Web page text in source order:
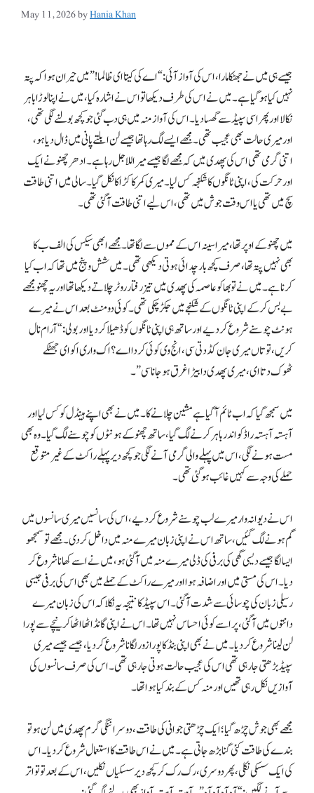
May 11, 2026byHania Khan
جیسے ہی میں نے جھٹکا مارا، اس کی آواز آئی: “اے کی کیتا ای ظالما!” میں حیران ہوا کہ پتہ
نہیں کیا ہو گیا ہے۔ میں نے اس کی طرف دیکھا تو اس نے اشارہ کیا، میں نے اپنا لوڑا باہر
نکالا اور پھر اسی سپیڈ سے گھسا دیا۔ اس کی آواز منہ میں ہی دب گئی جو کچھ بولنے لگی تھی،
اور میری حالت بھی عجیب تھی۔ مجھے ایسے لگ رہا تھا جیسے لن ابلتے پانی میں ڈال دیا ہو،
اتنی گرمی تھی اس کی پھدی میں کہ مجھے لگا جیسے میرا للا جل رہا ہے۔ ادھر چھنو نے ایک
اور حرکت کی، اپنی ٹانگوں کا شکنجہ کس لیا۔ میری کمر کا کڑاکا نکل گیا۔ سالی میں اتنی طاقت
سچ میں تھی یا اس وقت جوش میں تھی، اس لیے اتنی طاقت آ گئی تھی۔
میں چھنو کے اوپر تھا، میرا سینہ اس کے مموں سے لگا تھا۔ مجھے ابھی سیکس کی الف ب کا
بھی نہیں پتہ تھا، صرف کچھ بار چدائی ہوتی دیکھی تھی۔ میں شش و پنج میں تھا کہ اب کیا
کرنا ہے۔ میں نے تو بھا کو عاصمہ کی پھدی میں تیز رفتار روٹر چلاتے دیکھا تھا اور یہ چھنو مجھے
بے بس کر کے اپنی ٹانگوں کے شکنجے میں جکڑ چکی تھی۔ کوئی دو منٹ بعد اس نے میرے
ہونٹ چوسنے شروع کر دیے اور ساتھ ہی اپنی ٹانگوں کو ڈھیلا کر دیا اور بولی: “آرام نال
کریں، تو تاں میری جان کڈ دتی سی، انج وی کوئی کردا اے؟ اک واری اکو ای جھٹکے
ٹھوک دتا ای، میری پھدی دا بیڑا غرق ہو جانا سی”۔
میں سمجھ گیا کہ اب ٹائم آ گیا ہے مشین چلانے کا۔ میں نے بھی اپنے ہینڈل کو کس لیا اور
آہستہ آہستہ راڈ کو اندر باہر کرنے لگ گیا، ساتھ چھنو کے ہونٹوں کو چوسنے لگ گیا۔ وہ بھی
مست ہونے لگی، اس میں پہلے والی گرمی آنے لگی جو کچھ دیر پہلے راکٹ کے غیر متوقع
حملے کی وجہ سے کہیں غائب ہو گئی تھی۔
اس نے دیوانہ وار میرے لب چوسنے شروع کر دیے، اس کی سانسیں میری سانسوں میں
گم ہونے لگ گئیں، ساتھ اس نے اپنی زبان میرے منہ میں داخل کر دی۔ مجھے تو سمجھو
ایسا لگا جیسے دیسی گھی کی برفی کی ڈلی میرے منہ میں آ گئی ہو، میں نے اسے کھانا شروع کر
دیا۔ اس کی مستی میں اور اضافہ ہوا اور میرے راکٹ کے حملے میں بھی اس کی برفی جیسی
رسیلی زبان کی چوسائی سے شدت آ گئی۔ اس سپیڈ کا نتیجہ یہ نکلا کہ اس کی زبان میرے
دانتوں میں آ گئی، پر اسے کوئی احساس نہیں تھا۔ اس نے اپنی گانڈ اٹھا اٹھا کر نیچے سے پورا
لن لینا شروع کر دیا۔ میں نے بھی اپنی بنڈ کا پورا زور لگانا شروع کر دیا، جیسے جیسے میری
سپیڈ بڑھتی جا رہی تھی اس کی عجیب حالت ہوتی جا رہی تھی۔ اس کی صرف سانسوں کی
آوازیں نکل رہی تھیں اور منہ کس کے بند کیا ہوا تھا۔
مجھے بھی جوش چڑھ گیا؛ ایک چڑھتی جوانی کی طاقت، دوسرا ننگی گرم پھدی میں لن ہو تو
بندے کی طاقت کئی گنا بڑھ جاتی ہے۔ میں نے اس طاقت کا استعمال شروع کر دیا۔ اس
کی ایک سسکی نکلی، پھر دوسری، رک رک کر کچھ دیر سسکیاں نکلیں، اس کے بعد تو تواتر